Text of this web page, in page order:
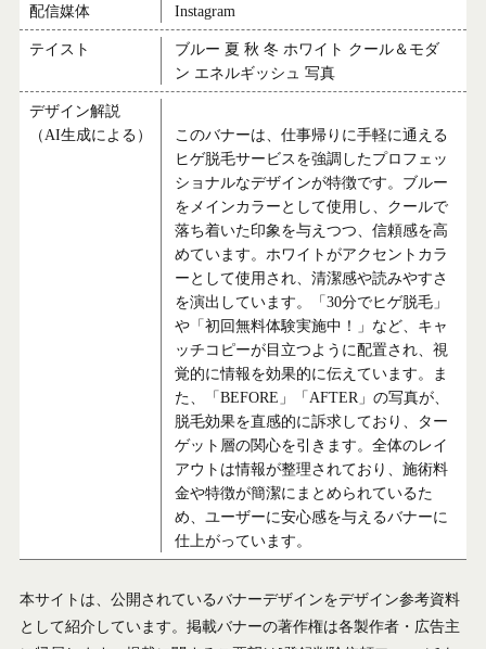
配信媒体 Instagram
テイスト
ブルー 夏 秋 冬 ホワイト クール＆モダ
ン エネルギッシュ 写真
デザイン解説
（AI生成による）
このバナーは、仕事帰りに手軽に通える
ヒゲ脱毛サービスを強調したプロフェッ
ショナルなデザインが特徴です。ブルー
をメインカラーとして使用し、クールで
落ち着いた印象を与えつつ、信頼感を高
めています。ホワイトがアクセントカラ
ーとして使用され、清潔感や読みやすさ
を演出しています。「30分でヒゲ脱毛」
や「初回無料体験実施中！」など、キャ
ッチコピーが目立つように配置され、視
覚的に情報を効果的に伝えています。ま
た、「BEFORE」「AFTER」の写真が、
脱毛効果を直感的に訴求しており、ター
ゲット層の関心を引きます。全体のレイ
アウトは情報が整理されており、施術料
金や特徴が簡潔にまとめられているた
め、ユーザーに安心感を与えるバナーに
仕上がっています。
本サイトは、公開されているバナーデザインをデザイン参考資料
として紹介しています。掲載バナーの著作権は各製作者・広告主